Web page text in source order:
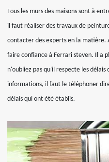
Tous les murs des maisons sont à
il faut réaliser des travaux de
contacter des experts en la matière.
faire confiance à Ferrari steven. Il a
n'oubliez pas qu'il respecte les délais
informations, il faut le téléphoner
délais qui ont été établis.